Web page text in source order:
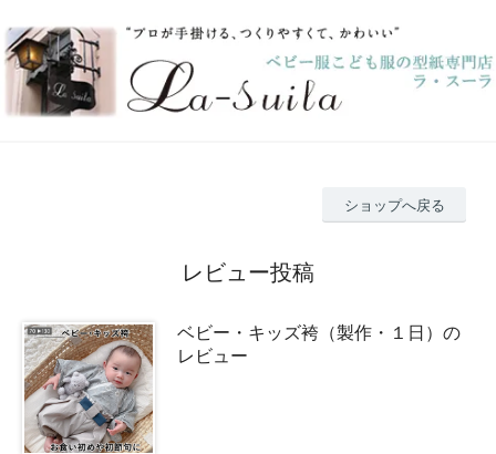
ショップへ戻る
レビュー投稿
ベビー・キッズ袴（製作・１日）の
レビュー